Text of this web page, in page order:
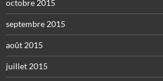
octobre 2015
septembre 2015
août 2015
juillet 2015